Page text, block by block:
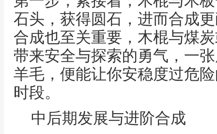
石头，获得圆石，进而合成
合成也至关重要，木棍与煤
带来安全与探索的勇气，一
羊毛，便能让你安稳度过危
时段。
中后期发展与进阶合成